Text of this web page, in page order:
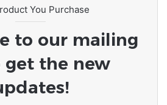
You Purchase
to our mailing
get the new